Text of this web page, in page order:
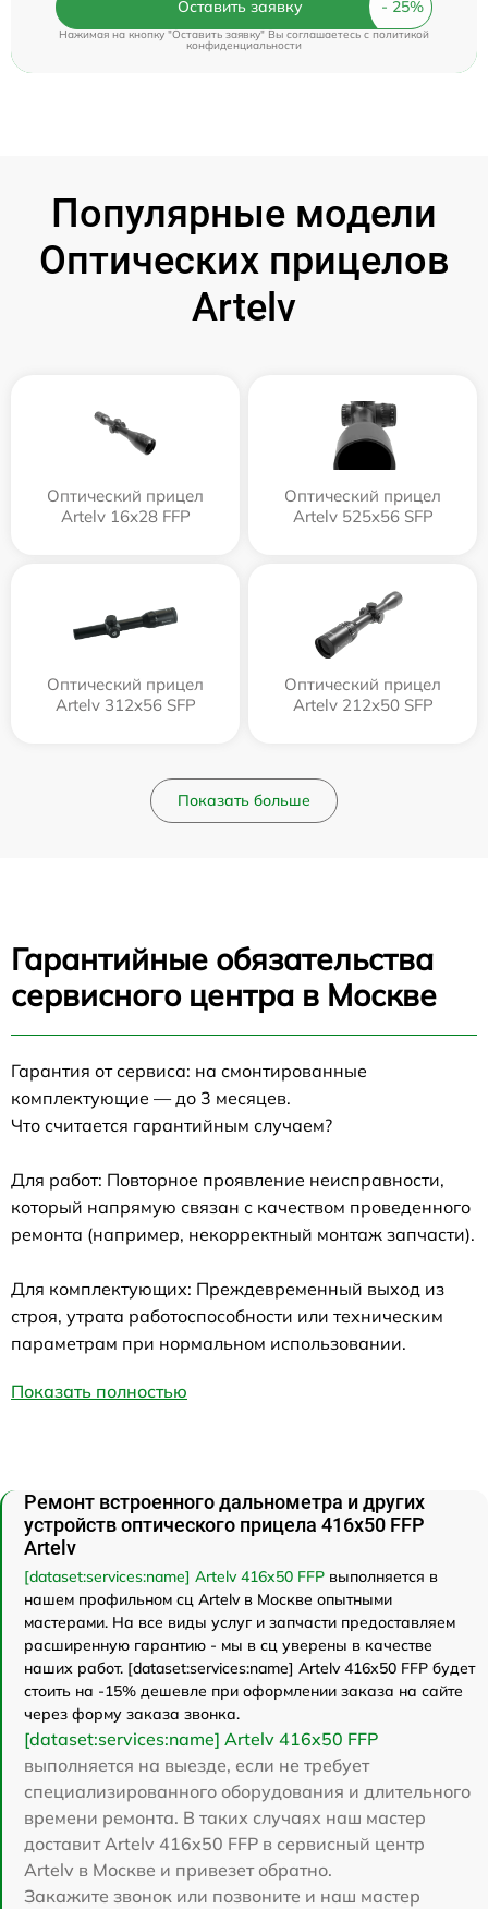
Оставить заявку
Нажимая на кнопку "Оставить заявку" Вы соглашаетесь cполитикой
конфиденциальности
Популярные модели
Оптических прицелов
Artelv
Оптический прицел
Artelv 16x28 FFP
Оптический прицел
Artelv 525x56 SFP
Оптический прицел
Artelv 312x56 SFP
Оптический прицел
Artelv 212x50 SFP
Показать больше
Гарантийные обязательства
сервисного центра в Москве
Гарантия от сервиса: на смонтированные
комплектующие — до 3 месяцев.
Что считается гарантийным случаем?
Для работ: Повторное проявление неисправности,
который напрямую связан с качеством проведенного
ремонта (например, некорректный монтаж запчасти).
Для комплектующих: Преждевременный выход из
строя, утрата работоспособности или техническим
параметрам при нормальном использовании.
Показать полностью
Ремонт встроенного дальнометра и других
устройств оптического прицела 416x50 FFP
Artelv
[dataset:services:name] Artelv 416x50 FFP выполняется в
нашем профильном сц Artelv в Москве опытными
мастерами. На все виды услуг и запчасти предоставляем
расширенную гарантию - мы в сц уверены в качестве
наших работ. [dataset:services:name] Artelv 416x50 FFP будет
стоить на -15% дешевле при оформлении заказа на сайте
через форму заказа звонка.
[dataset:services:name] Artelv 416x50 FFP
выполняется на выезде, если не требует
специализированного оборудования и длительного
времени ремонта. В таких случаях наш мастер
доставит Artelv 416x50 FFP в сервисный центр
Artelv в Москве и привезет обратно.
Закажите звонок или позвоните и наш мастер